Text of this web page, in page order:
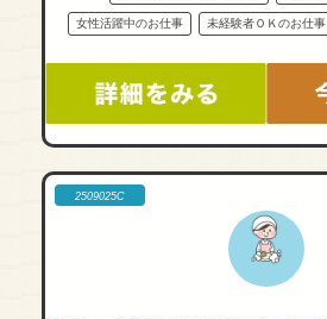
女性活躍中のお仕事 未経験者ＯＫのお仕事
2509025C